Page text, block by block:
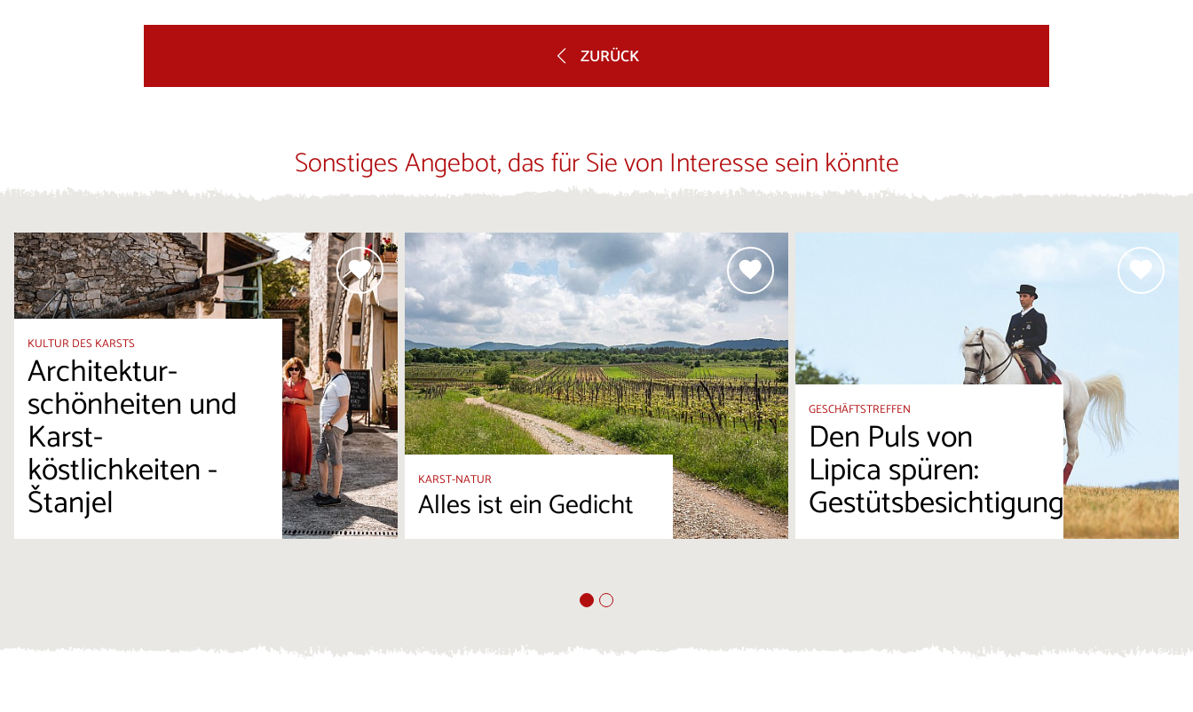
ZURÜCK
Sonstiges Angebot, das für Sie von Interesse sein könnte
KULTUR DES KARSTS
Architektur-
schönheiten und
Karst-
köstlichkeiten -
Štanjel KARST-NATUR
Alles ist ein Gedicht
GESCHÄFTSTREFFEN
Den Puls von
Lipica spüren:
Gestütsbesichtigung